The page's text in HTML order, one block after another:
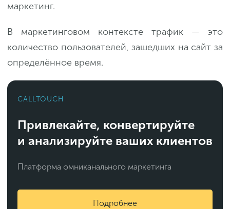
маркетинг.
В маркетинговом контексте трафик — это
количество пользователей, зашедших на сайт за
определённое время.
CALLTOUCH
Привлекайте, конвертируйте
и анализируйте ваших клиентов
Платформа омниканального маркетинга
Подробнее